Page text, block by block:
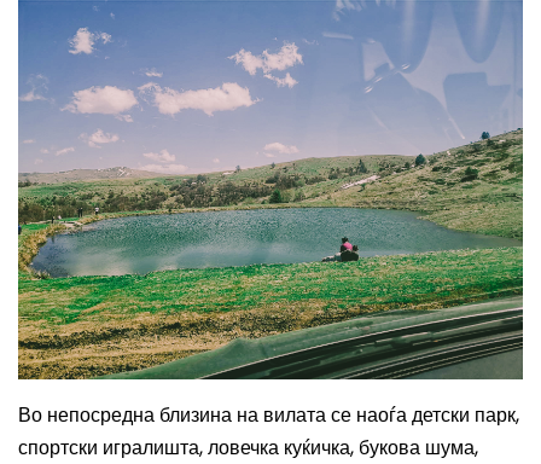
Во непосредна близина на вилата се наоѓа детски парк,
спортски игралишта, ловечка куќичка, букова шума,